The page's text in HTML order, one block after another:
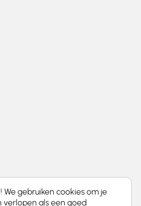
! We gebruiken cookies om je
verlopen als een goed